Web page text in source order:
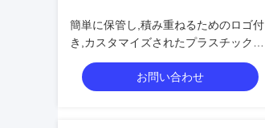
簡単に保管し,積み重ねるためのロゴ付
き,カスタマイズされたプラスチック種
子バケツ
お問い合わせ